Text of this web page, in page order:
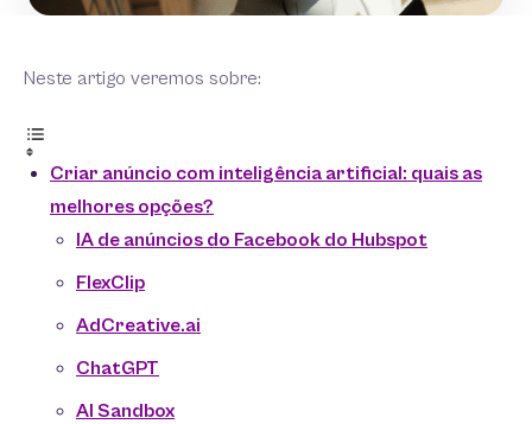
Neste artigo veremos sobre:
Criar anúncio com inteligência artificial: quais as
melhores opções?
IA de anúncios do Facebook do Hubspot
FlexClip
AdCreative.ai
ChatGPT
AI Sandbox